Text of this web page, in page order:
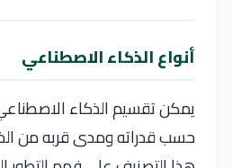
أنواع الذكاء الاصطناعي
يمكن تقسيم الذكاء
حسب قدراته ومدى قربه من